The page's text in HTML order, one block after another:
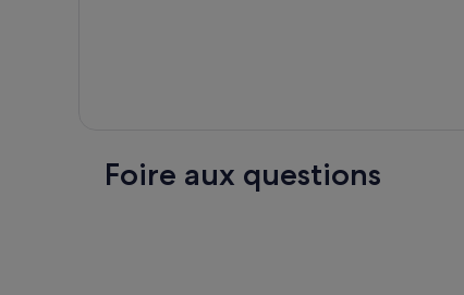
Foire aux questions